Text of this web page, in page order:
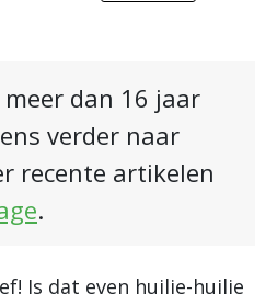
meer dan 16 jaar
verder naar
recente artikelen
.
Is dat even huilie-huilie